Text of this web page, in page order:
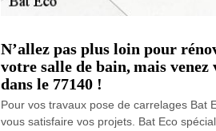
N’allez pas plus loin pour
votre salle de bain, mais
dans le 77140 !
Pour vos travaux pose de carrelages Bat
vous satisfaire vos projets. Bat Eco